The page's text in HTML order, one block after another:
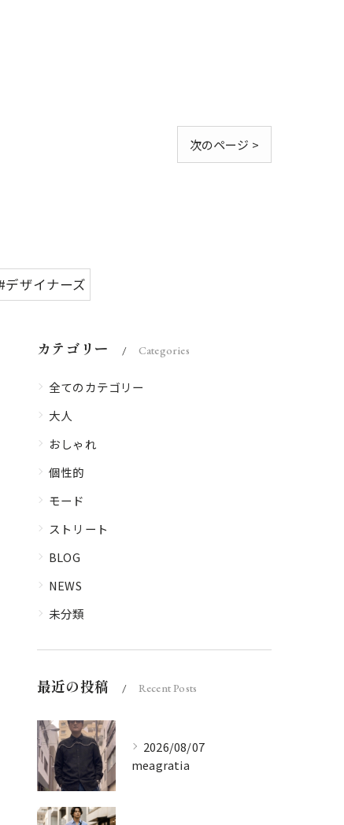
次のページ >
デザイナーズ
カテゴリー Categories
全てのカテゴリー
大人
おしゃれ
個性的
モード
ストリート
BLOG
NEWS
未分類
最近の投稿 Recent Posts
2026/08/07
meagratia